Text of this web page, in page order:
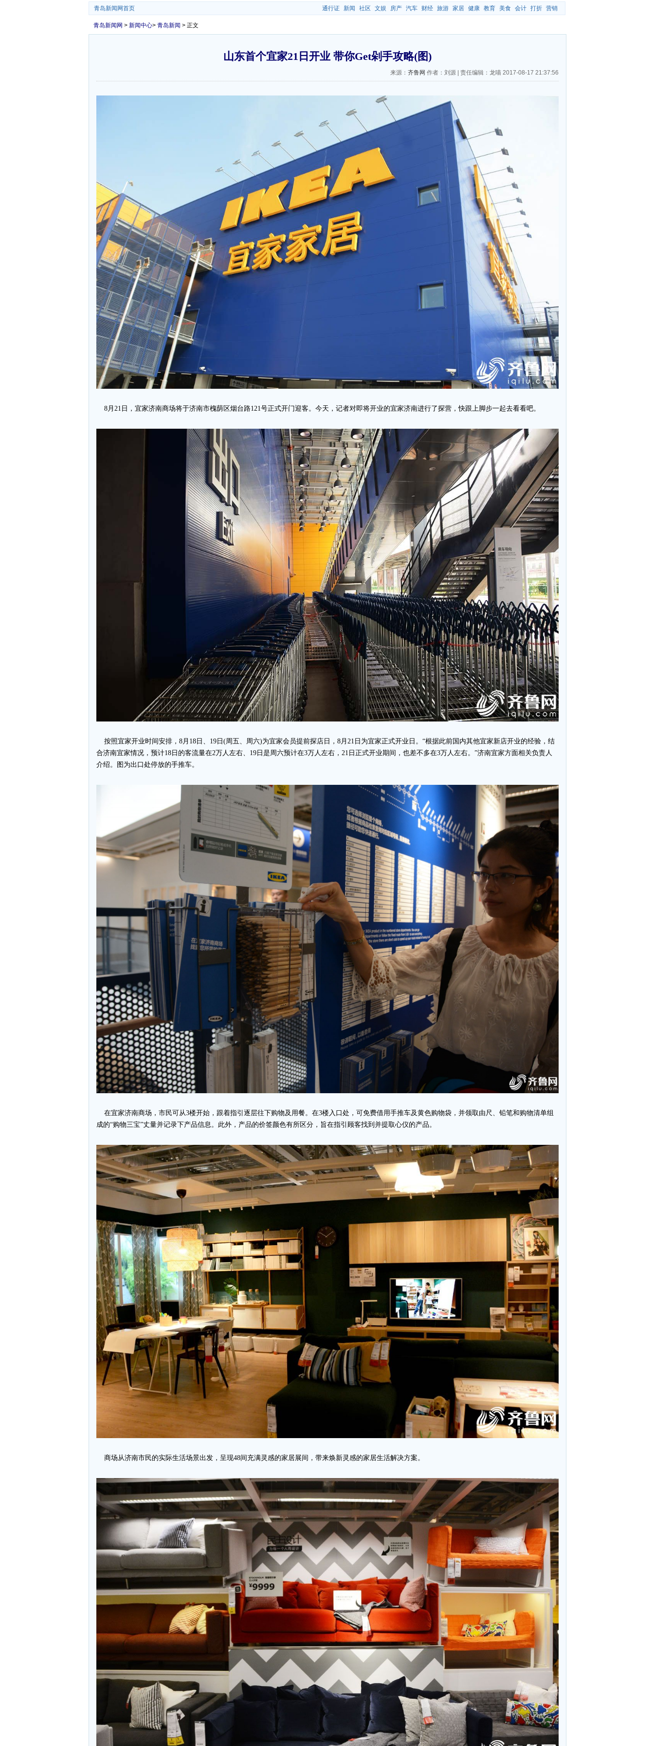
青岛新闻网首页 通行证 新闻 社区 文娱 房产 汽车 财经 旅游 家居 健康 教育 美食 会计 打折 营销
青岛新闻网 > 新闻中心> 青岛新闻 > 正文
山东首个宜家21日开业 带你Get剁手攻略(图)
来源： 齐鲁网 作者：刘源 责任编辑：龙喵 2017-08-17 21:37:56
8月21日，宜家济南商场将于济南市槐荫区烟台路121号正式开门迎客。今天，记者对即将开业的宜家济南进行了探营，快跟上脚步一起去看看吧。
按照宜家开业时间安排，8月18日、19日(周五、周六)为宜家会员提前探店日，8月21日为宜家正式开业日。“根据此前国内其他宜家新店开业的经验，结
合济南宜家情况，预计18日的客流量在2万人左右、19日是周六预计在3万人左右，21日正式开业期间，也差不多在3万人左右。”济南宜家方面相关负责人
介绍。图为出口处停放的手推车。
在宜家济南商场，市民可从3楼开始，跟着指引逐层往下购物及用餐。在3楼入口处，可免费借用手推车及黄色购物袋，并领取由尺、铅笔和购物清单组
成的“购物三宝”丈量并记录下产品信息。此外，产品的价签颜色有所区分，旨在指引顾客找到并提取心仪的产品。
商场从济南市民的实际生活场景出发，呈现48间充满灵感的家居展间，带来焕新灵感的家居生活解决方案。